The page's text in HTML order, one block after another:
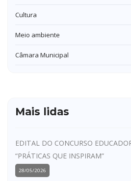
Cultura
Meio ambiente
Câmara Municipal
Mais lidas
EDITAL DO CONCURSO
“PRÁTICAS QUE INSPIRAM”
28/05/2026